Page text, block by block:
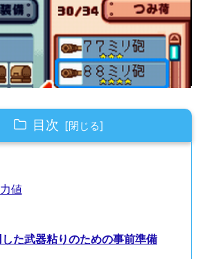
目次
値
た武器粘りのための事前準備